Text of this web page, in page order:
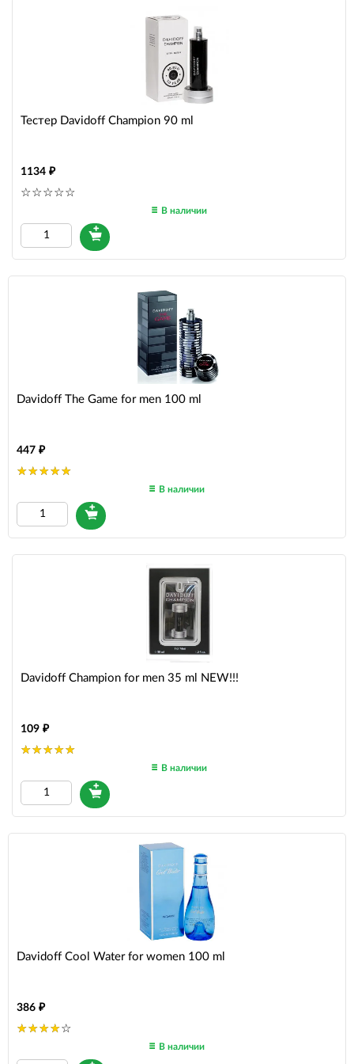
Тестер Davidoff Champion 90 ml
1134
В наличии
Davidoff The Game for men 100 ml
447
В наличии
Davidoff Champion for men 35 ml NEW!!!
109
В наличии
Davidoff Cool Water for women 100 ml
386
В наличии